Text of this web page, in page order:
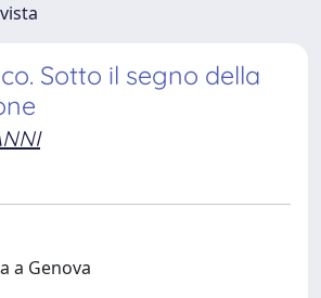
Sotto il segno della
a Genova